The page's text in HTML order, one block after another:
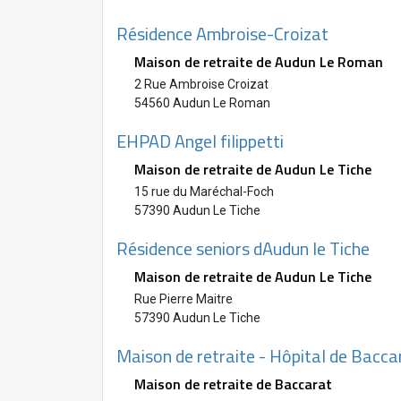
Résidence Ambroise-Croizat
Maison de retraite de Audun Le Roman
2 Rue Ambroise Croizat
54560 Audun Le Roman
EHPAD Angel filippetti
Maison de retraite de Audun Le Tiche
15 rue du Maréchal-Foch
57390 Audun Le Tiche
Résidence seniors dAudun le Tiche
Maison de retraite de Audun Le Tiche
Rue Pierre Maitre
57390 Audun Le Tiche
Maison de retraite - Hôpital de
Maison de retraite de Baccarat